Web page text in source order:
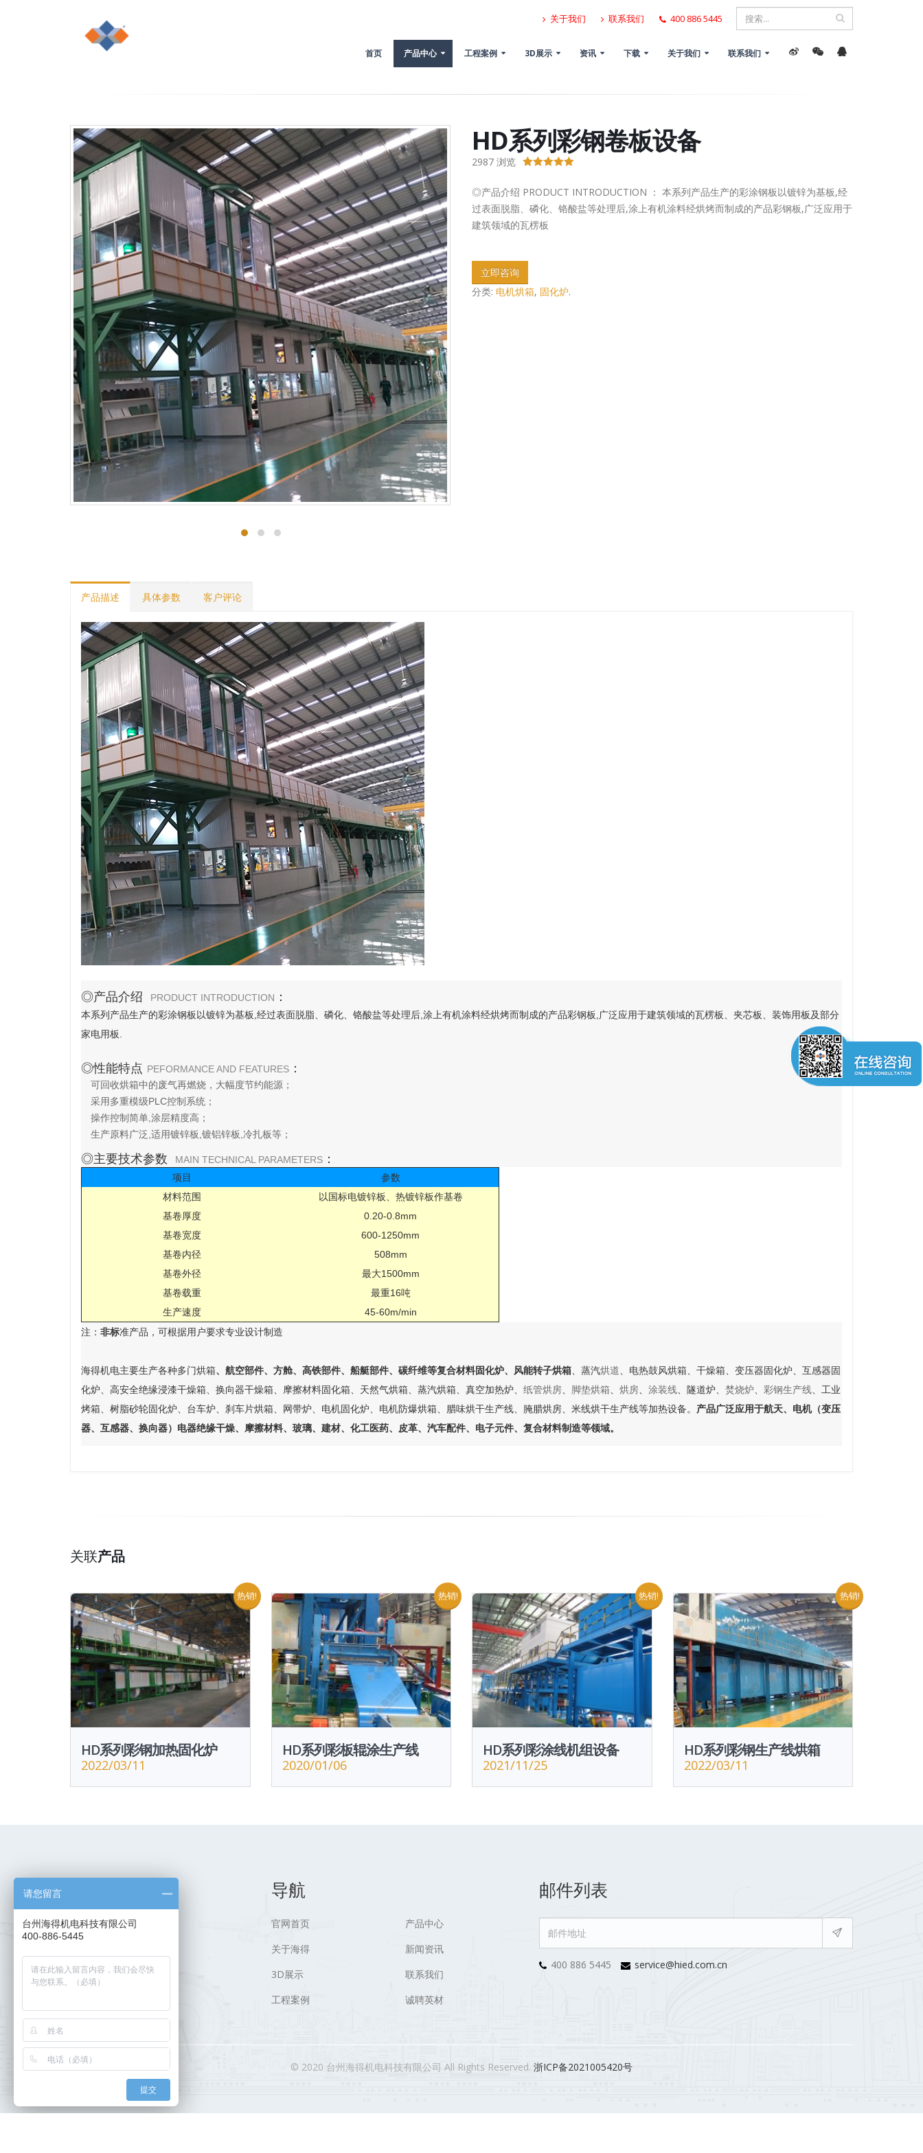
关于我们 联系我们 400 886 5445
首页 产品中心 工程案例 3D展示 资讯 下载 关于我们 联系我们
HD系列彩钢卷板设备
2987 浏览
◎产品介绍 PRODUCT INTRODUCTION ： 本系列产品生产的彩涂钢板以镀锌为基板,经
过表面脱脂、磷化、铬酸盐等处理后,涂上有机涂料经烘烤而制成的产品彩钢板,广泛应用于
建筑领域的瓦楞板
立即咨询
分类: 电机烘箱, 固化炉.
产品描述 具体参数 客户评论
◎产品介绍 PRODUCT INTRODUCTION ：
本系列产品生产的彩涂钢板以镀锌为基板,经过表面脱脂、磷化、铬酸盐等处理后,涂上有机涂料经烘烤而制成的产品彩钢板,广泛应用于建筑领域的瓦楞板、夹芯板、装饰用板及部分
家电用板.
◎性能特点 PEFORMANCE AND FEATURES ：
可回收烘箱中的废气再燃烧，大幅度节约能源；
采用多重模级PLC控制系统；
操作控制简单,涂层精度高；
生产原料广泛,适用镀锌板,镀铝锌板,冷扎板等；
◎主要技术参数 MAIN TECHNICAL PARAMETERS ：
项目
参数
材料范围
以国标电镀锌板、热镀锌板作基卷
基卷厚度
0.20-0.8mm
基卷宽度
600-1250mm
基卷内径
508mm
基卷外径
最大1500mm
基卷载重
最重16吨
生产速度
45-60m/min
注： 非标准产品，可根据用户要求专业设计制造
海得机电主要生产各种多门烘箱、航空部件、方舱、高铁部件、船艇部件、碳纤维等复合材料固化炉、风能转子烘箱 、蒸汽烘道 、电热鼓风烘箱、干燥箱、变压器固化炉、互感器固
化炉、高安全绝缘浸漆干燥箱、换向器干燥箱、摩擦材料固化箱、天然气烘箱、蒸汽烘箱、真空加热炉、 纸管烘房 脚垫烘箱 烘房 涂装线 、隧道炉、 焚烧炉 彩钢生产线 、工业
烤箱、树脂砂轮固化炉、台车炉、刹车片烘箱、网带炉、电机固化炉、电机防爆烘箱、腊味烘干生产线、腌腊烘房、米线烘干生产线等加热设备。 产品广泛应用于航天、电机（变压
器、互感器、换向器）电器绝缘干燥、摩擦材料、玻璃、建材、化工医药、皮革、汽车配件、电子元件、复合材料制造等领域。
关联产品
热销!
HD系列彩钢加热固化炉
2022/03/11
热销!
HD系列彩板辊涂生产线
2020/01/06
热销!
HD系列彩涂线机组设备
2021/11/25
热销!
HD系列彩钢生产线烘箱
2022/03/11
导航
官网首页
关于海得
3D展示
工程案例
产品中心
新闻资讯
联系我们
诚聘英材
邮件列表
400 886 5445 service@hied.com.cn
© 2020 台州海得机电科技有限公司 All Rights Reserved. 浙ICP备2021005420号
请您留言
台州海得机电科技有限公司
400-886-5445
提交